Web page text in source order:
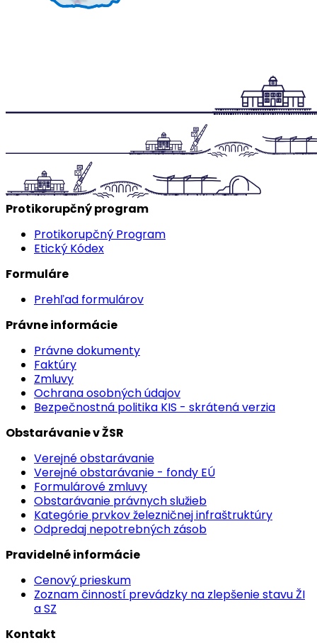
Protikorupčný program
Protikorupčný Program
Etický Kódex
Formuláre
Prehľad formulárov
Právne informácie
Právne dokumenty
Faktúry
Zmluvy
Ochrana osobných údajov
Bezpečnostná politika KIS - skrátená verzia
Obstarávanie v ŽSR
Verejné obstarávanie
Verejné obstarávanie - fondy EÚ
Formulárové zmluvy
Obstarávanie právnych služieb
Kategórie prvkov železničnej infraštruktúry
Odpredaj nepotrebných zásob
Pravidelné informácie
Cenový prieskum
Zoznam činností prevádzky na zlepšenie stavu ŽI
a SZ
Kontakt